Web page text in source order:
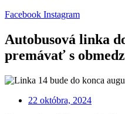
Facebook Instagram
Autobusová linka
premávať s
22 októbra, 2024